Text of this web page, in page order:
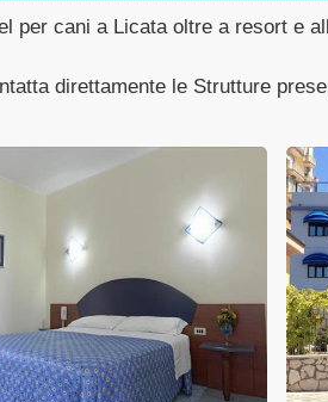
per cani a Licata oltre a resort e
direttamente le Strutture